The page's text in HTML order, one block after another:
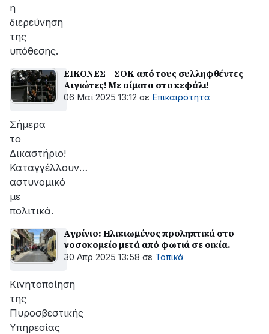
η
διερεύνηση
της
υπόθεσης.
ΕΙΚΟΝΕΣ – ΣΟΚ από τους συλληφθέντες
Αιγιώτες! Με αίματα στο κεφάλι!
06 Μαϊ 2025 13:12 σε Επικαιρότητα
Σήμερα
το
Δικαστήριο!
Καταγγέλλουν…
αστυνομικό
με
πολιτικά.
Αγρίνιο: Ηλικιωμένος προληπτικά στο
νοσοκομείο μετά από φωτιά σε οικία.
30 Απρ 2025 13:58 σε Τοπικά
Κινητοποίηση
της
Πυροσβεστικής
Υπηρεσίας